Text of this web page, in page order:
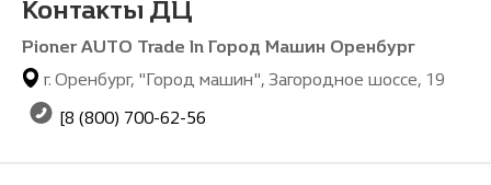
Контакты ДЦ
Pioner AUTO Trade In Город Машин Оренбург
г. Оренбург, "Город машин", Загородное шоссе, 19
[8 (800) 700-62-56